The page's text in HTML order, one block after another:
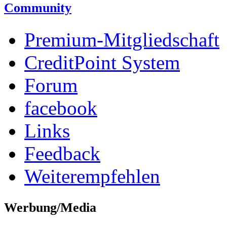
Community
Premium-Mitgliedschaft
CreditPoint System
Forum
facebook
Links
Feedback
Weiterempfehlen
Werbung/Media